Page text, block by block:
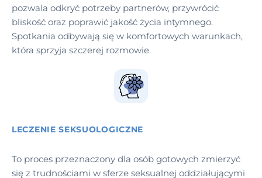
pozwala odkryć potrzeby partnerów, przywrócić
bliskość oraz poprawić jakość życia intymnego.
Spotkania odbywają się w komfortowych warunkach,
która sprzyja szczerej rozmowie.
LECZENIE SEKSUOLOGICZNE
To proces przeznaczony dla osób gotowych zmierzyć
się z trudnościami w sferze seksualnej oddziałującymi